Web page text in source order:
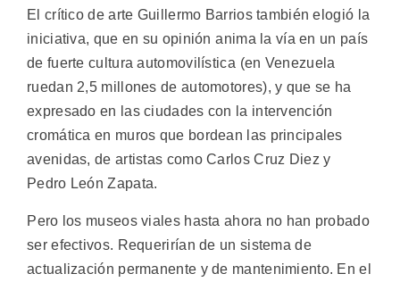
El crítico de arte Guillermo Barrios también elogió la
iniciativa, que en su opinión anima la vía en un país
de fuerte cultura automovilística (en Venezuela
ruedan 2,5 millones de automotores), y que se ha
expresado en las ciudades con la intervención
cromática en muros que bordean las principales
avenidas, de artistas como Carlos Cruz Diez y
Pedro León Zapata.
Pero los museos viales hasta ahora no han probado
ser efectivos. Requerirían de un sistema de
actualización permanente y de mantenimiento. En el